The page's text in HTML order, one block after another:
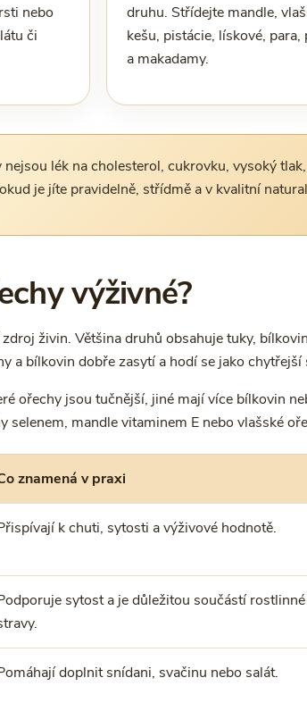
nebo
či
druhu. Střídejte mandle,
kešu, pistácie, lískové, para,
a makadamy.
lék na cholesterol, cukrovku, vysoký
je jíte pravidelně, střídmě a v kvalitní
výživné?
živin. Většina druhů obsahuje tuky,
a bílkovin dobře zasytí a hodí se jako
ořechy jsou tučnější, jiné mají více bílkovin
selenem, mandle vitaminem E nebo vlašské
znamená v praxi
k chuti, sytosti a výživové hodnotě.
sytost a je důležitou součástí rostlinné
doplnit snídani, svačinu nebo salát.